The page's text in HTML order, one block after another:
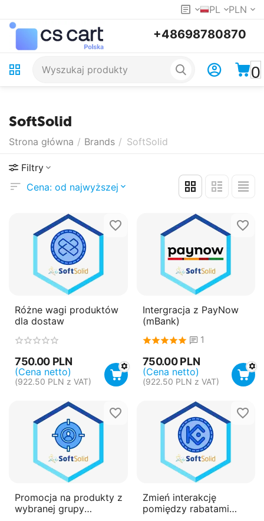
PL PLN
+48698780870
0
SoftSolid
Strona główna / Brands / SoftSolid
Filtry
Cena: od najwyższej
Różne wagi produktów
dla dostaw
750.00 PLN
(Cena netto)
(922.50 PLN z VAT)
Intergracja z PayNow
(mBank)
1
750.00 PLN
(Cena netto)
(922.50 PLN z VAT)
Promocja na produkty z
wybranej grupy
Zmień interakcję
pomiędzy rabatami